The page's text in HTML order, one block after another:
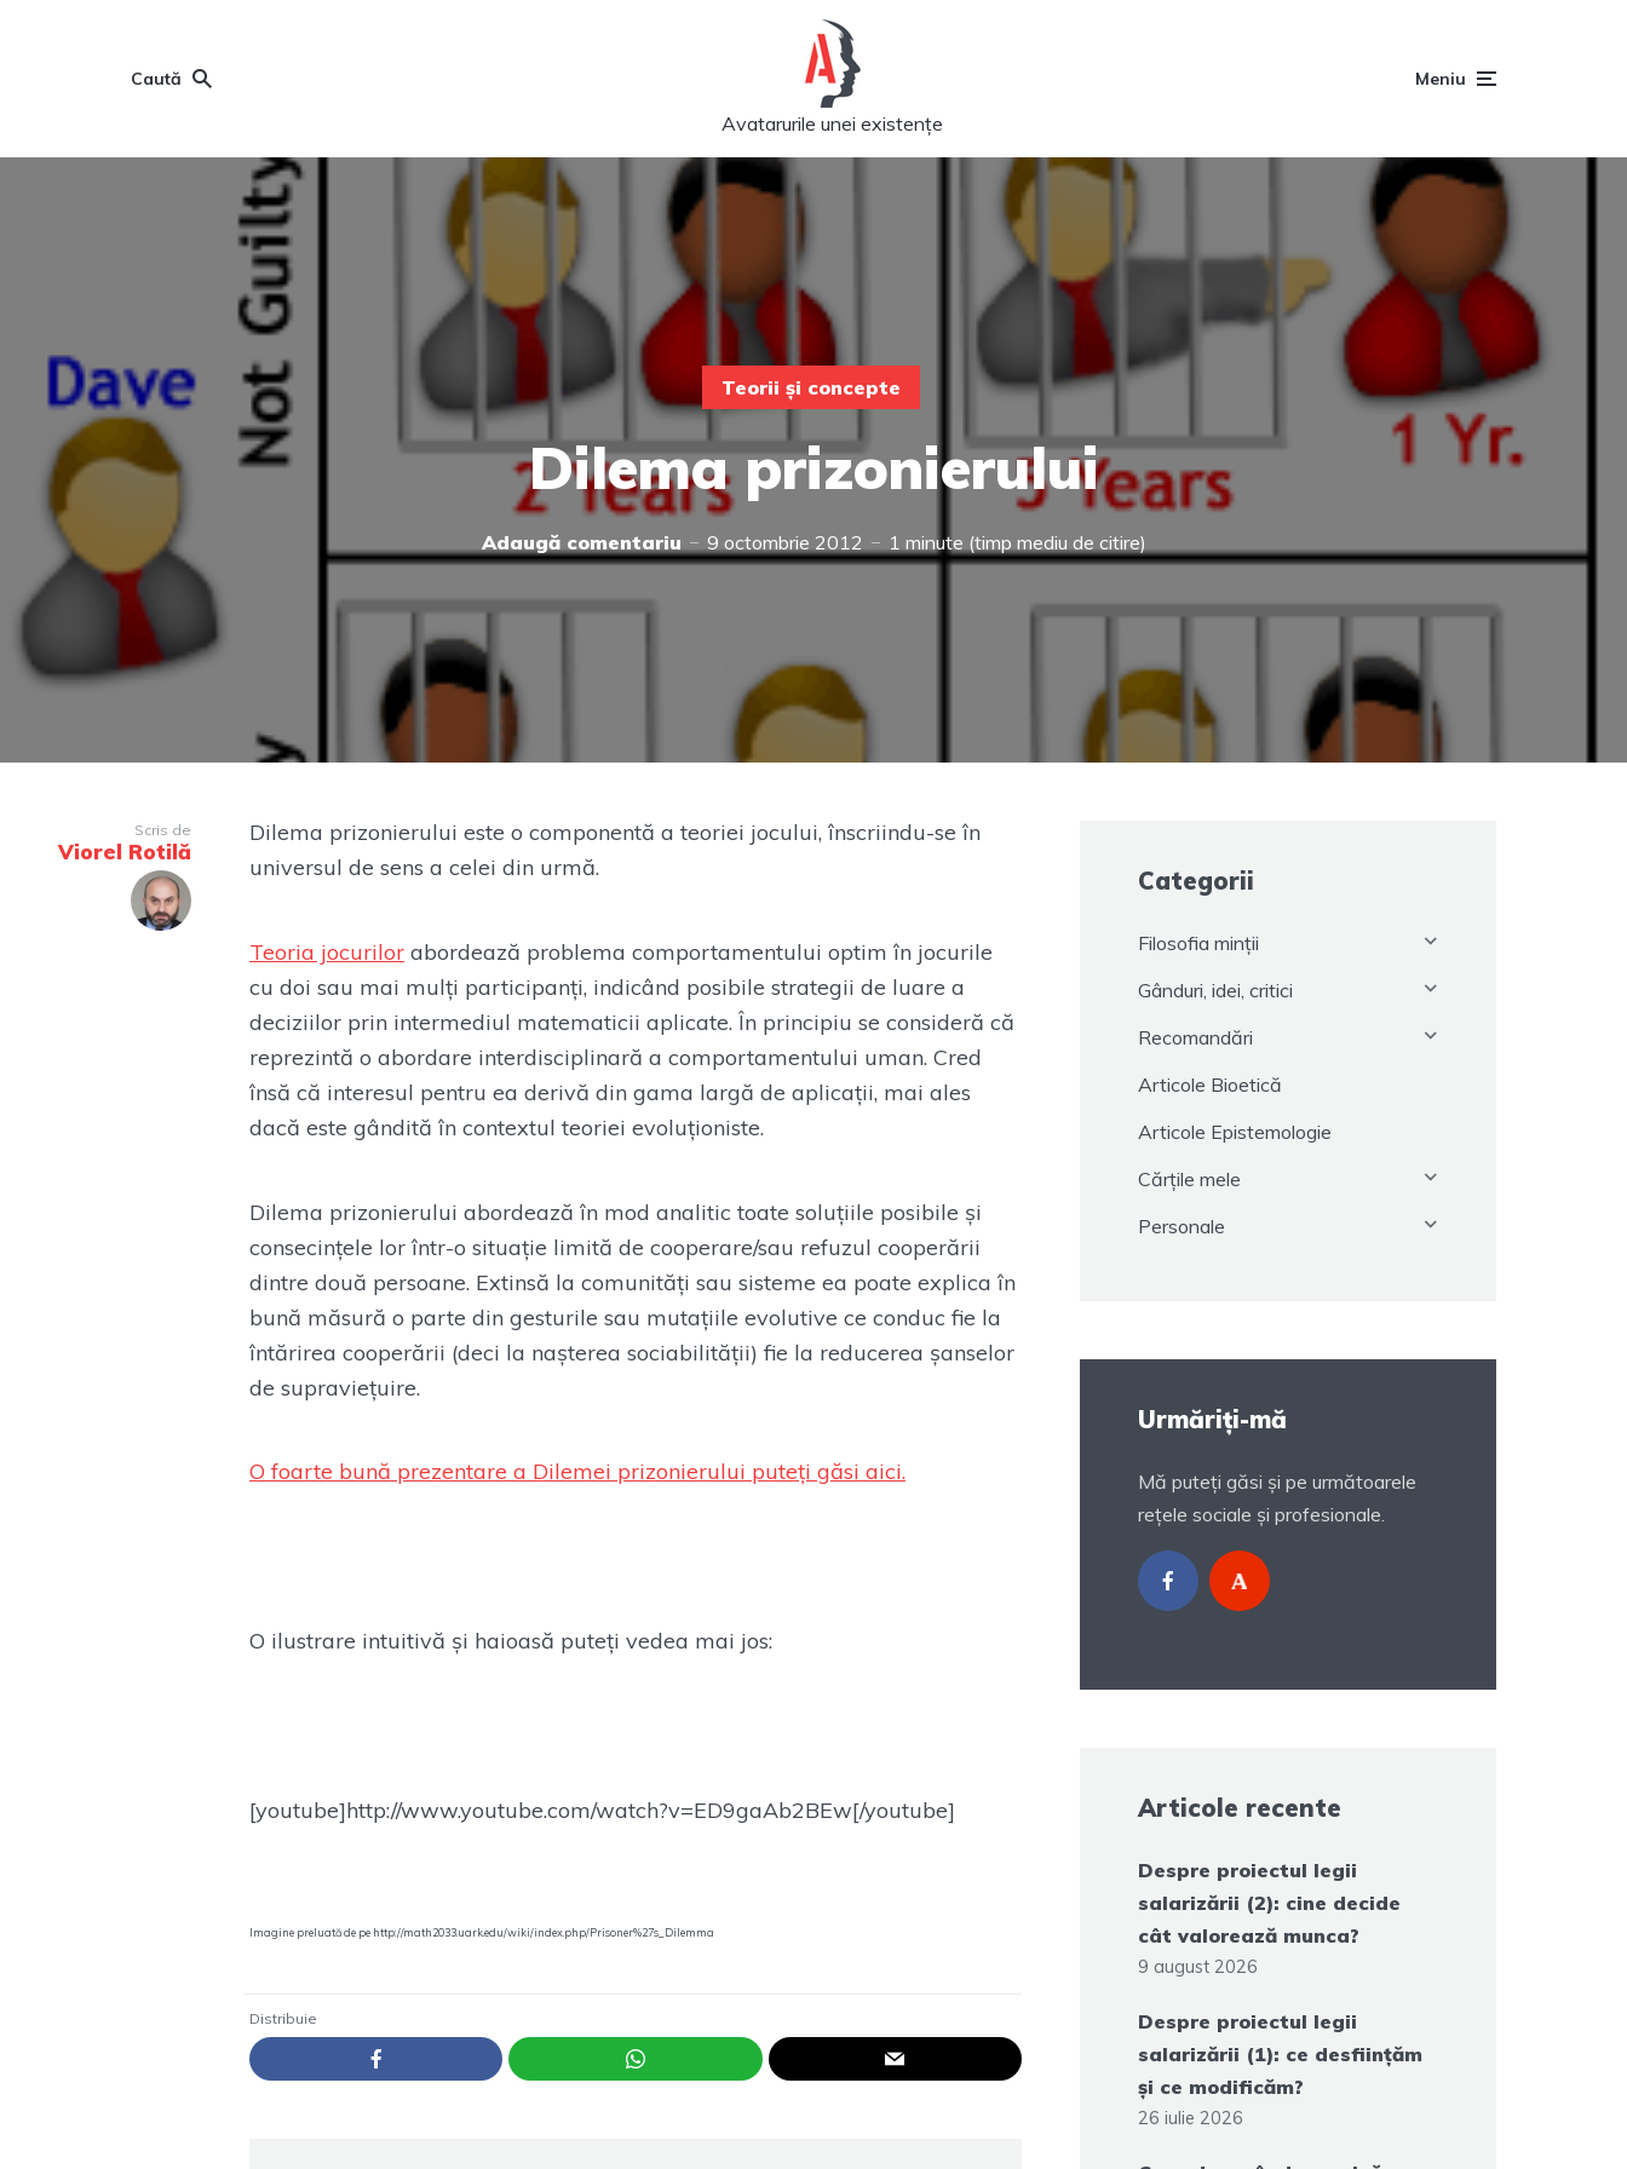
Caută
Avatarurile unei existențe
Meniu
Teorii și concepte
Dilema prizonierului
Adaugă comentariu 9 octombrie 2012 1 minute (timp mediu de citire)
Scris de
Viorel Rotilă
Dilema prizonierului este o componentă a teoriei jocului, înscriindu-se în
universul de sens a celei din urmă.
Teoria jocurilor abordează problema comportamentului optim în jocurile
cu doi sau mai mulți participanți, indicând posibile strategii de luare a
deciziilor prin intermediul matematicii aplicate. În principiu se consideră că
reprezintă o abordare interdisciplinară a comportamentului uman. Cred
însă că interesul pentru ea derivă din gama largă de aplicații, mai ales
dacă este gândită în contextul teoriei evoluționiste.
Dilema prizonierului abordează în mod analitic toate soluțiile posibile și
consecințele lor într-o situație limită de cooperare/sau refuzul cooperării
dintre două persoane. Extinsă la comunități sau sisteme ea poate explica în
bună măsură o parte din gesturile sau mutațiile evolutive ce conduc fie la
întărirea cooperării (deci la nașterea sociabilității) fie la reducerea șanselor
de supraviețuire.
O foarte bună prezentare a Dilemei prizonierului puteți găsi aici.
O ilustrare intuitivă și haioasă puteți vedea mai jos:
[youtube]http://www.youtube.com/watch?v=ED9gaAb2BEw[/youtube]
Imagine preluată de pe http://math2033.uark.edu/wiki/index.php/Prisoner%27s_Dilemma
Distribuie
Categorii
Filosofia minții
Gânduri, idei, critici
Recomandări
Articole Bioetică
Articole Epistemologie
Cărțile mele
Personale
Urmăriți-mă
Mă puteți găsi și pe următoarele
rețele sociale și profesionale.
Articole recente
Despre proiectul legii
salarizării (2): cine decide
cât valorează munca?
9 august 2026
Despre proiectul legii
salarizării (1): ce desființăm
și ce modificăm?
26 iulie 2026